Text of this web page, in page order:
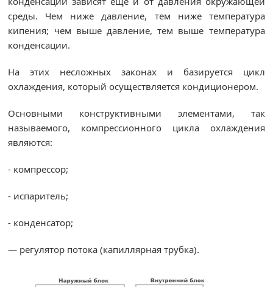
среды. Чем ниже давление, тем ниже температура
кипения; чем выше давление, тем выше температура
конденсации.
На этих несложных законах и базируется цикл
охлаждения, который осуществляется кондиционером.
Основными конструктивными элементами, так
называемого, компрессионного цикла охлаждения
являются:
-​ компрессор;
-​ испаритель;
-​ конденсатор;
— регулятор потока (капиллярная трубка).